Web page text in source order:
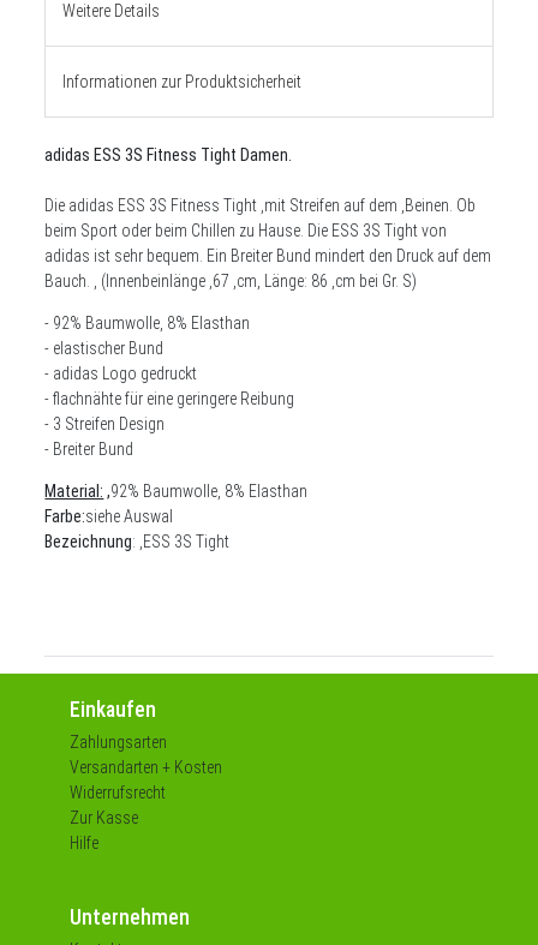
Weitere Details
Informationen zur Produktsicherheit
adidas ESS 3S Fitness Tight Damen.
Die adidas ESS 3S Fitness Tight ,mit Streifen auf dem ,Beinen. Ob
beim Sport oder beim Chillen zu Hause. Die ESS 3S Tight von
adidas ist sehr bequem. Ein Breiter Bund mindert den Druck auf dem
Bauch.
, (Innenbeinlänge ,67 ,cm, Länge: 86 ,cm bei Gr. S)
- 92% Baumwolle, 8% Elasthan
- elastischer Bund
- adidas Logo gedruckt
- flachnähte für eine geringere Reibung
- 3 Streifen Design
- Breiter Bund
Material: ,92% Baumwolle, 8% Elasthan
Farbe:siehe Auswal
Bezeichnung: ,ESS 3S Tight
Einkaufen
Zahlungsarten
Versandarten + Kosten
Widerrufsrecht
Zur Kasse
Hilfe
Unternehmen